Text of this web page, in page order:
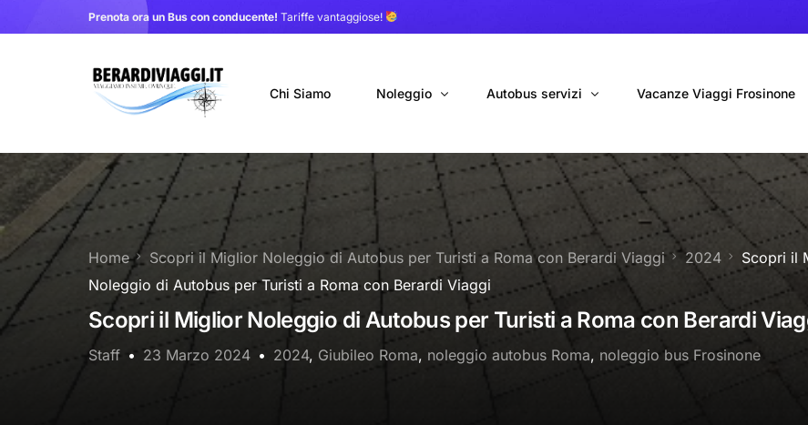
Prenota ora un Bus con conducente! Tariffe vantaggiose!
Chi Siamo Noleggio
Autobus con conducente
Noleggio autobus Tour organizzati
Noleggio 9 Posti Online
Trasferimenti privati
Autobus servizi
Navetta Autobus da Fiumicino
Navetta Autobus da Ciampino
Autobus per Tour privati
Cinecittà World in BUS
Roma World in BUS
Autobus per il Mare (Frosinone – Terracina)
Vacanze Viaggi Frosinone
Home Scopri il Miglior Noleggio di Autobus per Turisti a Roma con Berardi Viaggi 2024
Scopri il
Noleggio di Autobus per Turisti a Roma con Berardi Viaggi
Scopri il Miglior Noleggio di Autobus per Turisti a Roma con Berardi
Staff 23 Marzo 2024 2024, Giubileo Roma, noleggio autobus Roma, noleggio bus Frosinone